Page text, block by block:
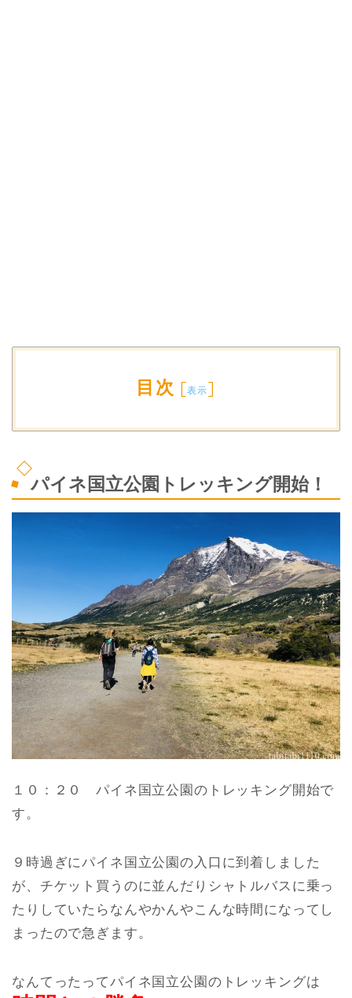
目次 [表示]
パイネ国立公園トレッキング開始！
１０：２０ パイネ国立公園のトレッキング開始で
す。
９時過ぎにパイネ国立公園の入口に到着しました
が、チケット買うのに並んだりシャトルバスに乗っ
たりしていたらなんやかんやこんな時間になってし
まったので急ぎます。
なんてったってパイネ国立公園のトレッキングは